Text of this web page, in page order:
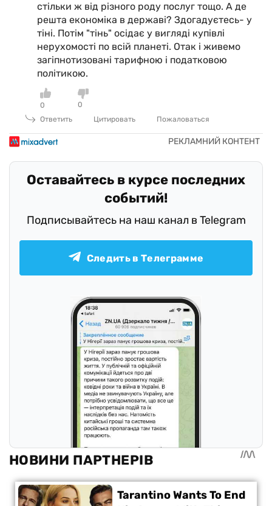
стільки ж від різного роду послуг тощо. А де
решта економіка в державі? Здогадуєтесь- у
тіні. Потім "тінь" осідає у вигляді купівлі
нерухомості по всій планеті. Отак і живемо
загіпнотизовані тарифною і податковою
політикою.
0
0
Ответить
Цитировать Пожаловаться
Оставайтесь в курсе последних
событий!
Подписывайтесь на наш канал в Telegram
Следить в Телеграмме